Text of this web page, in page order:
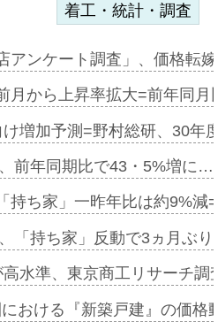
着工・統計・調査
アンケート調査」、価格転
月から上昇率拡大=前年同
増加予測=野村総研、30年
前年同期比で43・5%増に…
持ち家」一昨年比は約9%
「持ち家」反動で3ヵ月ぶ
水準、東京商工リサーチ
おける『新築戸建』の価